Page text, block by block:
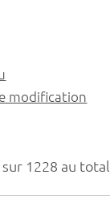
1228 au total
modification